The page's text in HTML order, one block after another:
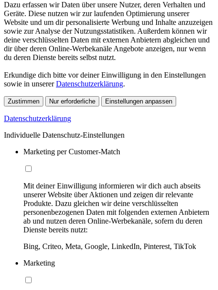
Dazu erfassen wir Daten über unsere Nutzer, deren Verhalten und
Geräte. Diese nutzen wir zur laufenden Optimierung unserer
Website und um dir personalisierte Werbung und Inhalte anzuzeigen
sowie zur Analyse der Nutzungsstatistiken. Außerdem können wir
deine verschlüsselten Daten mit externen Anbietern abgleichen und
dir über deren Online-Werbekanäle Angebote anzeigen, nur wenn
du deren Dienste bereits selbst nutzt.
Erkundige dich bitte vor deiner Einwilligung in den Einstellungen
sowie in unsererDatenschutzerklärung.
Zustimmen Nur erforderliche Einstellungen anpassen
Datenschutzerklärung
Individuelle Datenschutz-Einstellungen
Marketing per Customer-Match
Mit deiner Einwilligung informieren wir dich auch abseits
unserer Website über Aktionen und zeigen dir relevante
Produkte. Dazu gleichen wir deine verschlüsselten
personenbezogenen Daten mit folgenden externen Anbietern
ab und nutzen deren Online-Werbekanäle, sofern du deren
Dienste bereits nutzt:
Bing, Criteo, Meta, Google, LinkedIn, Pinterest, TikTok
Marketing